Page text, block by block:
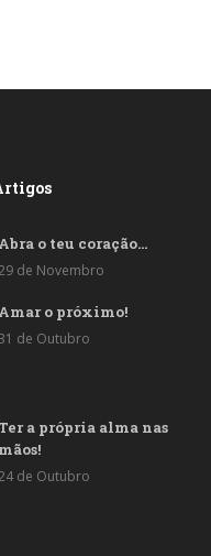
Abra o teu coração…
de Novembro
Amar o próximo!
de Outubro
Ter a própria alma nas
mãos!
de Outubro